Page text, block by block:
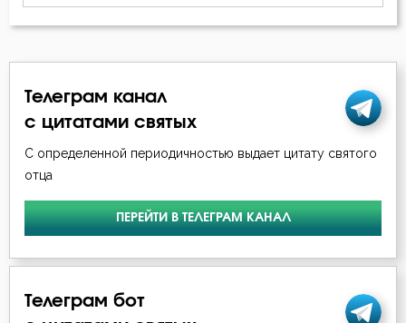
Гнев
Девство
Дух Святой
Марк Подвижник
Никита Стифат
Никодим Святогорец
Нил Синайский
Петр Дамаскин
Телеграм канал
с цитатами святых
С определенной периодичностью выдает цитату святого
отца
ПЕРЕЙТИ В ТЕЛЕГРАМ КАНАЛ
Телеграм бот